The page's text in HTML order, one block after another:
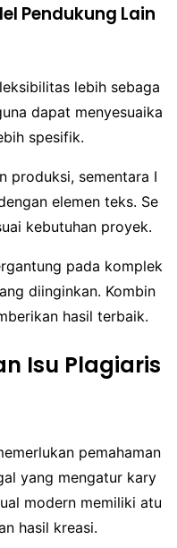
Pendukung Lain
lebih sebaga
dapat menyesuaika
spesifik.
produksi, sementara I
elemen teks. Se
kebutuhan proyek.
pada komplek
diinginkan. Kombin
hasil terbaik.
Isu Plagiaris
pemahaman
yang mengatur kary
modern memiliki atu
hasil kreasi.